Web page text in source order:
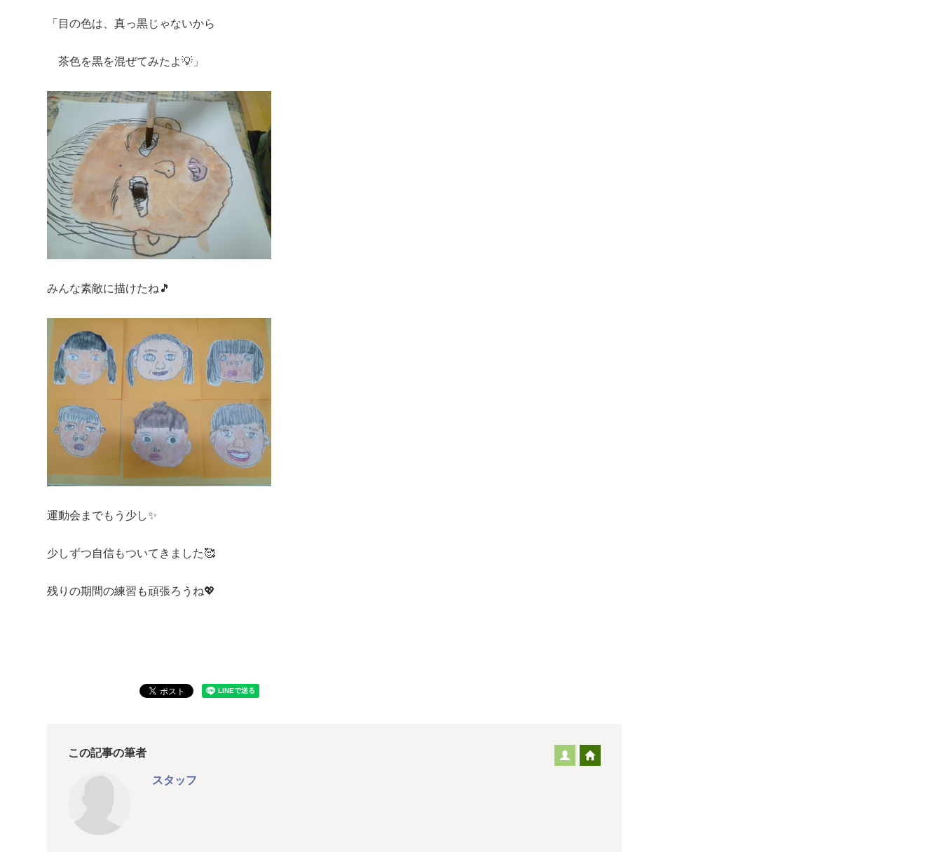
「目の色は、真っ黒じゃないから
茶色を黒を混ぜてみたよ💡」
みんな素敵に描けたね🎵
運動会までもう少し✨
少しずつ自信もついてきました🥰
残りの期間の練習も頑張ろうね💖
この記事の筆者
スタッフ